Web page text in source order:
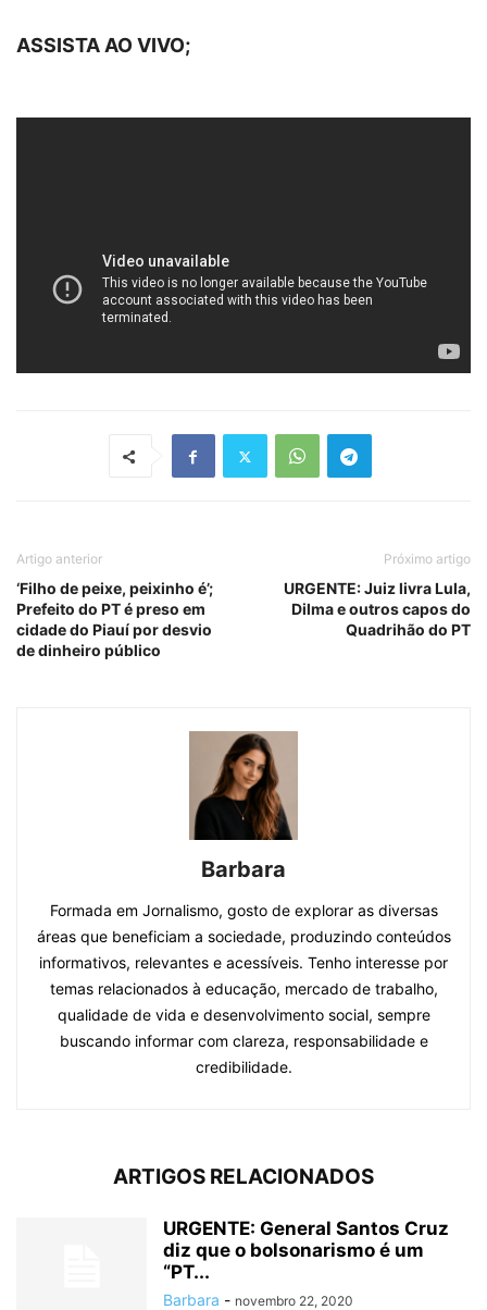
ASSISTA AO VIVO;
Artigo anterior
‘Filho de peixe, peixinho é’;
Prefeito do PT é preso em
cidade do Piauí por desvio
de dinheiro público
Próximo artigo
URGENTE: Juiz livra Lula,
Dilma e outros capos do
Quadrihão do PT
Barbara
Formada em Jornalismo, gosto de explorar as diversas
áreas que beneficiam a sociedade, produzindo conteúdos
informativos, relevantes e acessíveis. Tenho interesse por
temas relacionados à educação, mercado de trabalho,
qualidade de vida e desenvolvimento social, sempre
buscando informar com clareza, responsabilidade e
credibilidade.
ARTIGOS RELACIONADOS
URGENTE: General Santos Cruz
diz que o bolsonarismo é um
“PT...
Barbara - novembro 22, 2020